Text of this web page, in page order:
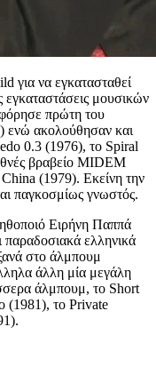
για να εγκατασταθεί
εγκαταστάσεις μουσικών
πρώτη του
ενώ ακολούθησαν και
0.3 (1976), το Spiral
βραβείο MIDEM
(1979). Εκείνη την
παγκοσμίως γνωστός.
Ειρήνη Παππά
παραδοσιακά ελληνικά
στο άλμπουμ
άλλη μία μεγάλη
άλμπουμ, το Short
(1981), το Private